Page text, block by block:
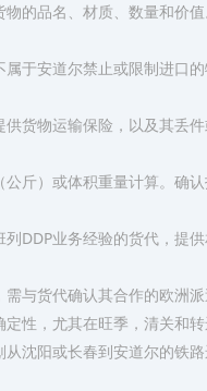
的品名、材质、数量和价
于安道尔禁止或限制进口
货物运输保险，以及其丢
斤）或体积重量计算。确
DDP业务经验的货代，提
与货代确认其合作的欧洲
性，尤其在旺季，清关和
沈阳或长春到安道尔的铁